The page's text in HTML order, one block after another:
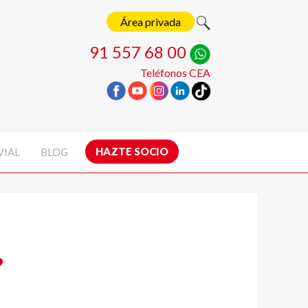
Área privada
91 557 68 00
Teléfonos CEA
BLOG HAZTE SOCIO